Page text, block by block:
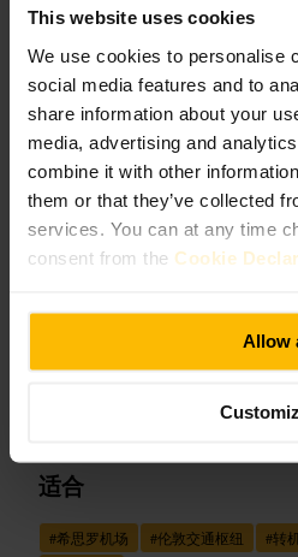
This website uses cookies
We use cookies to personalise
social media features and to
share information about your
media, advertising and
combine it with other
them or that they’ve collected
services. You can at any time
consent from the Cookie
Allow
e-underground-station/
查佩尔街，伦敦 NW1 5DH，英国
希思罗机场
旅行与交通•交通枢纽•机场•国际机场
4
图片 /TripSavvy
适合
#希思罗机场 #伦敦交通枢纽 #转